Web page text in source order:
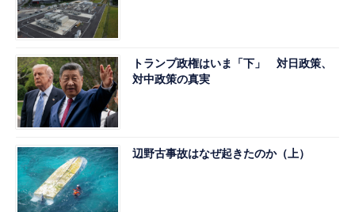
トランプ政権はいま「下」 対日政策、
対中政策の真実
辺野古事故はなぜ起きたのか（上）